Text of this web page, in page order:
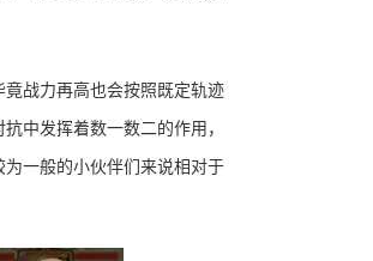
战力再高也会按照既定轨迹
中发挥着数一数二的作用，
一般的小伙伴们来说相对于